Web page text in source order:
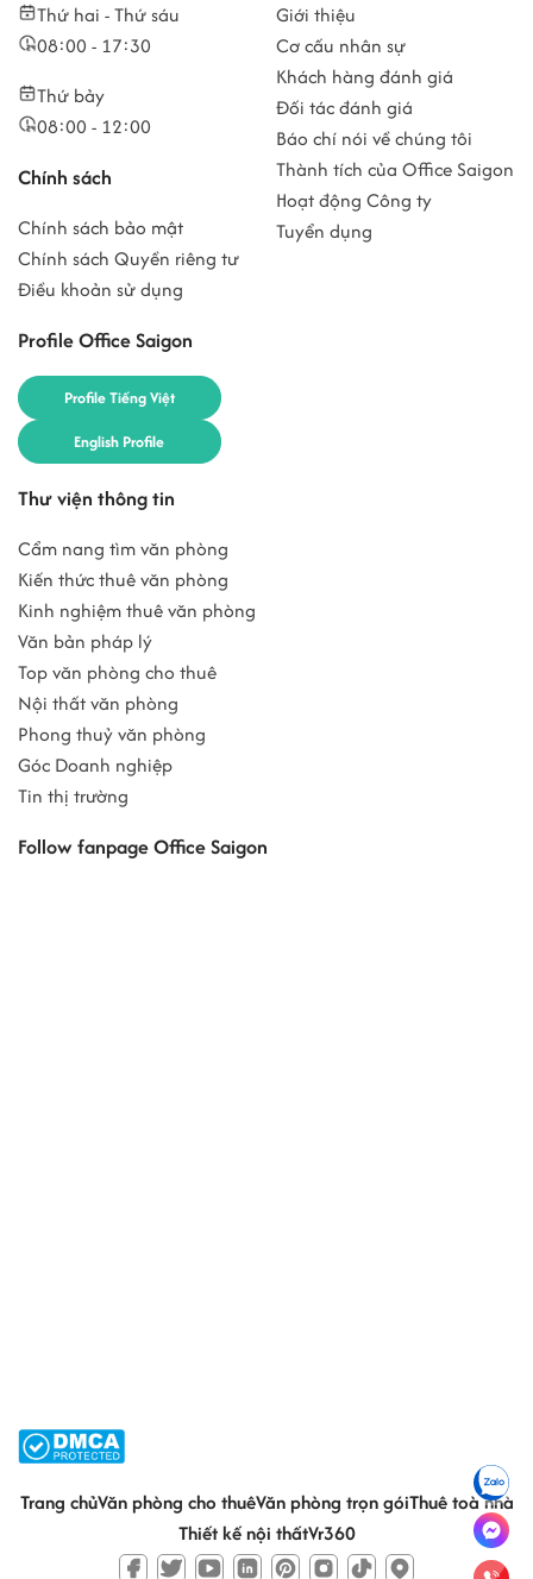
Thứ hai - Thứ sáu
08:00 - 17:30
Thứ bảy
08:00 - 12:00
Chính sách
Chính sách bảo mật
Chính sách Quyền riêng tư
Điều khoản sử dụng
Profile Office Saigon
Profile Tiếng Việt
English Profile
Giới thiệu
Cơ cấu nhân sự
Khách hàng đánh giá
Đối tác đánh giá
Báo chí nói về chúng tôi
Thành tích của Office Saigon
Hoạt động Công ty
Tuyển dụng
Thư viện thông tin
Cẩm nang tìm văn phòng
Kiến thức thuê văn phòng
Kinh nghiệm thuê văn phòng
Văn bản pháp lý
Top văn phòng cho thuê
Nội thất văn phòng
Phong thuỷ văn phòng
Góc Doanh nghiệp
Tin thị trường
Follow fanpage Office Saigon
Trang chủVăn phòng cho thuêVăn phòng trọn góiThuê toà nhà
Thiết kế nội thấtVr360